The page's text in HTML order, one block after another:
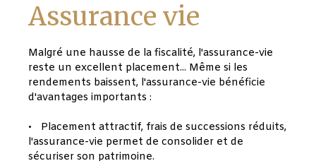
Assurance vie
Malgré une hausse de la fiscalité, l'assurance-vie
reste un excellent placement... Même si les
rendements baissent, l'assurance-vie bénéficie
d'avantages importants :
Placement attractif, frais de successions réduits,
l'assurance-vie permet de consolider et de
sécuriser son patrimoine.